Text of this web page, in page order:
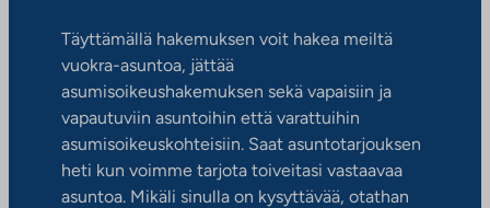
Täyttämällä hakemuksen voit hakea meiltä
vuokra-asuntoa, jättää
asumisoikeushakemuksen sekä vapaisiin ja
vapautuviin asuntoihin että varattuihin
asumisoikeuskohteisiin. Saat asuntotarjouksen
heti kun voimme tarjota toiveitasi vastaavaa
asuntoa. Mikäli sinulla on kysyttävää, otathan